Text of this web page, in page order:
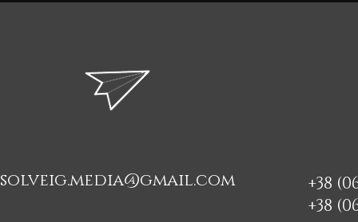
solveig.media@gmail.com
+38
+38